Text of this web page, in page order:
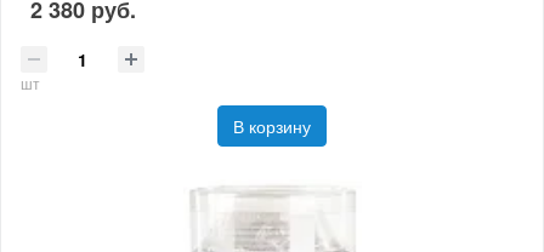
2 380 руб.
шт
В корзину